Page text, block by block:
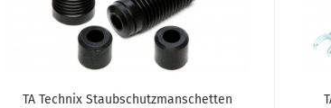
TA Tech­nix Staub­schutz­man­schet­ten